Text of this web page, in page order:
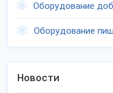
Новости